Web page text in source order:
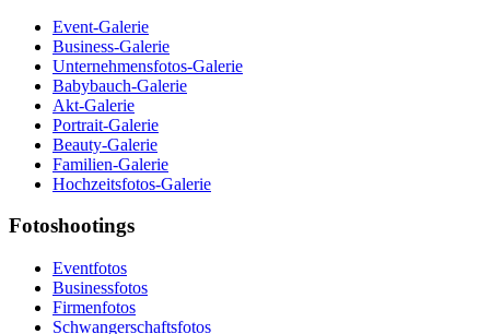
Event-Galerie
Business-Galerie
Unternehmensfotos-Galerie
Babybauch-Galerie
Akt-Galerie
Portrait-Galerie
Beauty-Galerie
Familien-Galerie
Hochzeitsfotos-Galerie
Fotoshootings
Eventfotos
Businessfotos
Firmenfotos
Schwangerschaftsfotos